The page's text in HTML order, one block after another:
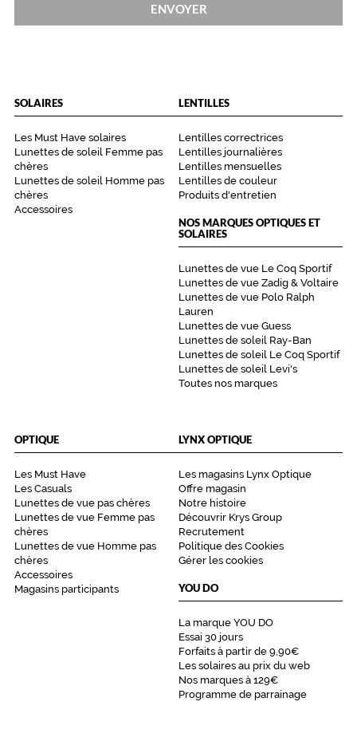
ENVOYER
SOLAIRES
Les Must Have solaires
Lunettes de soleil Femme pas
chères
Lunettes de soleil Homme pas
chères
Accessoires
LENTILLES
Lentilles correctrices
Lentilles journalières
Lentilles mensuelles
Lentilles de couleur
Produits d'entretien
NOS MARQUES OPTIQUES ET
SOLAIRES
Lunettes de vue Le Coq Sportif
Lunettes de vue Zadig & Voltaire
Lunettes de vue Polo Ralph
Lauren
Lunettes de vue Guess
Lunettes de soleil Ray-Ban
Lunettes de soleil Le Coq Sportif
Lunettes de soleil Levi's
Toutes nos marques
OPTIQUE
Les Must Have
Les Casuals
Lunettes de vue pas chères
Lunettes de vue Femme pas
chères
Lunettes de vue Homme pas
chères
Accessoires
Magasins participants
LYNX OPTIQUE
Les magasins Lynx Optique
Offre magasin
Notre histoire
Découvrir Krys Group
Recrutement
Politique des Cookies
Gérer les cookies
YOU DO
La marque YOU DO
Essai 30 jours
Forfaits à partir de 9,90€
Les solaires au prix du web
Nos marques à 129€
Programme de parrainage